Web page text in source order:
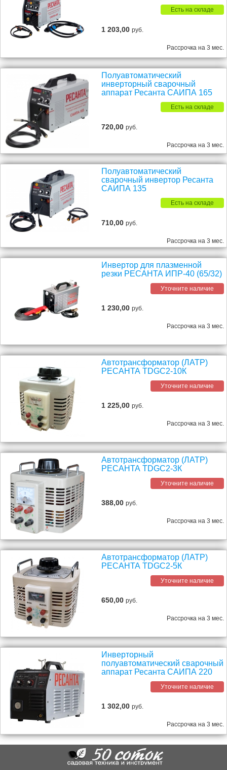
Есть на складе
1 203,00руб.
Рассрочка на 3 мес.
Полуавтоматический
инверторный сварочный
аппарат Ресанта САИПА 165
Есть на складе
720,00руб.
Рассрочка на 3 мес.
Полуавтоматический
сварочный инвертор Ресанта
САИПА 135
Есть на складе
710,00руб.
Рассрочка на 3 мес.
Инвертор для плазменной
резки РЕСАНТА ИПР-40 (65/32)
Уточните наличие
1 230,00руб.
Рассрочка на 3 мес.
Автотрансформатор (ЛАТР)
РЕСАНТА TDGC2-10К
Уточните наличие
1 225,00руб.
Рассрочка на 3 мес.
Автотрансформатор (ЛАТР)
РЕСАНТА TDGC2-3К
Уточните наличие
388,00руб.
Рассрочка на 3 мес.
Автотрансформатор (ЛАТР)
РЕСАНТА TDGC2-5К
Уточните наличие
650,00руб.
Рассрочка на 3 мес.
Инверторный
полуавтоматический сварочный
аппарат Ресанта САИПА 220
Уточните наличие
1 302,00руб.
Рассрочка на 3 мес.